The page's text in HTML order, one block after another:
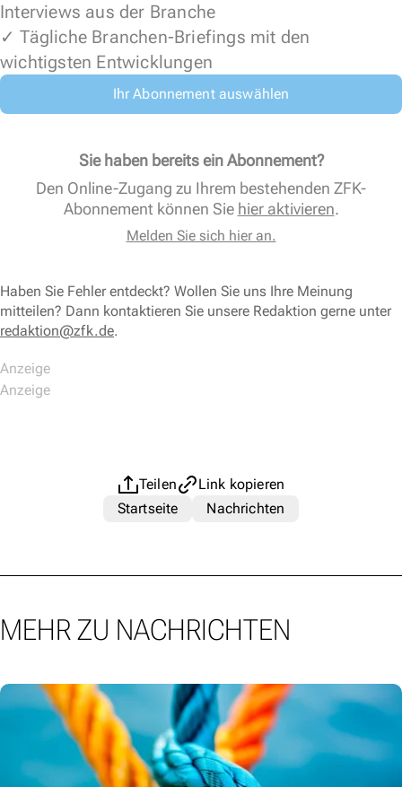
Interviews aus der Branche
✓ Tägliche Branchen-Briefings mit den
wichtigsten Entwicklungen
Ihr Abonnement auswählen
Sie haben bereits ein Abonnement?
Den Online-Zugang zu Ihrem bestehenden ZFK-
Abonnement können Sie hier aktivieren.
Melden Sie sich hier an.
Haben Sie Fehler entdeckt? Wollen Sie uns Ihre Meinung
mitteilen? Dann kontaktieren Sie unsere Redaktion gerne unter
redaktion@zfk.de.
Teilen
Link kopieren
Startseite
Nachrichten
MEHR ZU NACHRICHTEN